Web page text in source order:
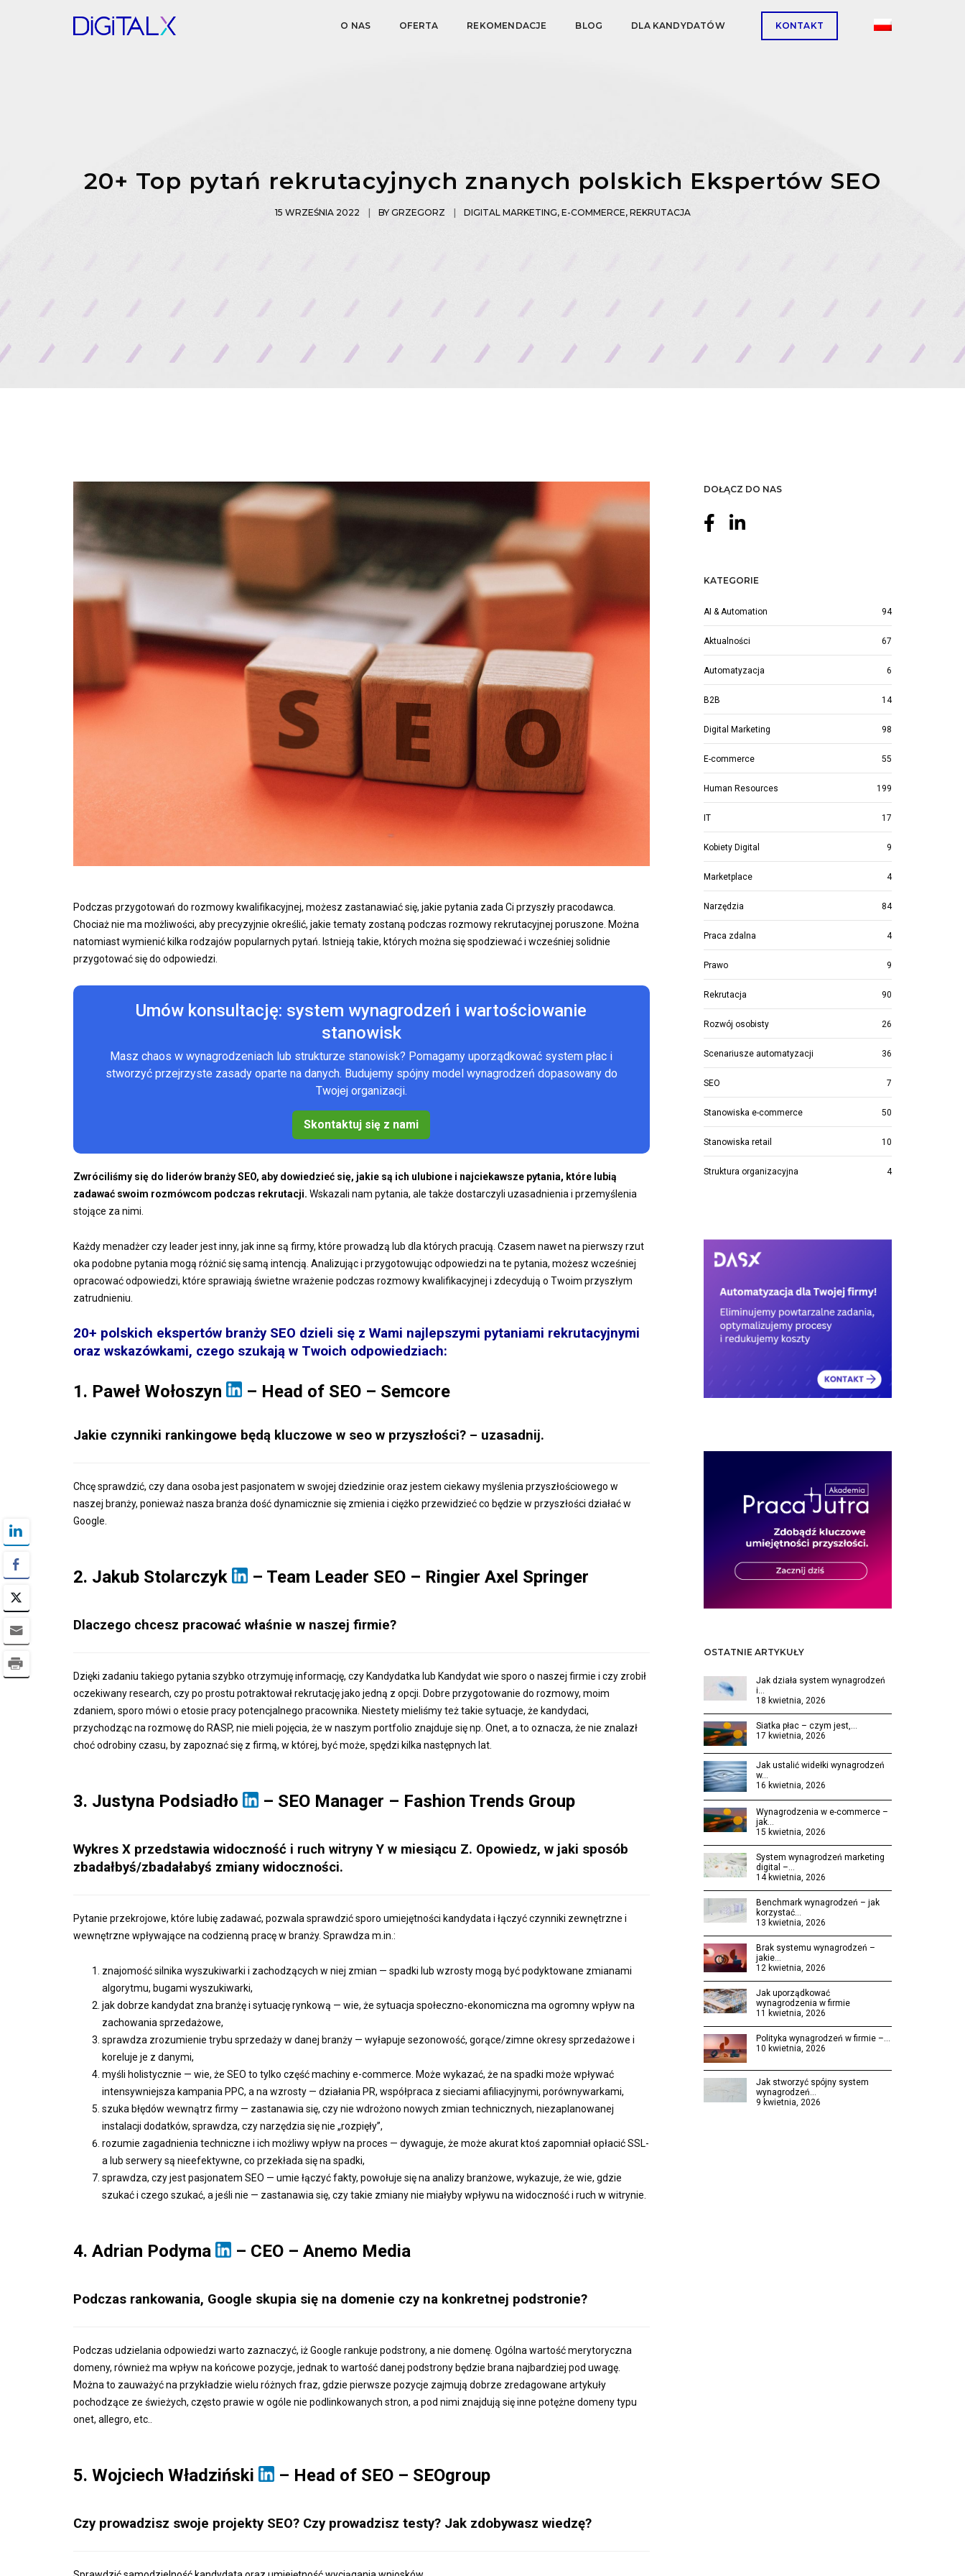
O NAS OFERTA REKOMENDACJE BLOG DLA KANDYDATÓW KONTAKT
20+ Top pytań rekrutacyjnych znanych polskich Ekspertów SEO
15 WRZEŚNIA 2022 BYGRZEGORZ DIGITAL MARKETING, E-COMMERCE, REKRUTACJA
Podczas przygotowań do rozmowy kwalifikacyjnej, możesz zastanawiać się, jakie pytania zada Ci przyszły pracodawca.
Chociaż nie ma możliwości, aby precyzyjnie określić, jakie tematy zostaną podczas rozmowy rekrutacyjnej poruszone. Można
natomiast wymienić kilka rodzajów popularnych pytań. Istnieją takie, których można się spodziewać i wcześniej solidnie
przygotować się do odpowiedzi.
Umów konsultację: system wynagrodzeń i wartościowanie
stanowisk
Masz chaos w wynagrodzeniach lub strukturze stanowisk? Pomagamy uporządkować system płac i
stworzyć przejrzyste zasady oparte na danych. Budujemy spójny model wynagrodzeń dopasowany do
Twojej organizacji.
Skontaktuj się z nami
Zwróciliśmy się do liderów branży SEO, aby dowiedzieć się, jakie są ich ulubione i najciekawsze pytania, które lubią
zadawać swoim rozmówcom podczas rekrutacji. Wskazali nam pytania, ale także dostarczyli uzasadnienia i przemyślenia
stojące za nimi.
Każdy menadżer czy leader jest inny, jak inne są firmy, które prowadzą lub dla których pracują. Czasem nawet na pierwszy rzut
oka podobne pytania mogą różnić się samą intencją. Analizując i przygotowując odpowiedzi na te pytania, możesz wcześniej
opracować odpowiedzi, które sprawiają świetne wrażenie podczas rozmowy kwalifikacyjnej i zdecydują o Twoim przyszłym
zatrudnieniu.
20+ polskich ekspertów branży SEO dzieli się z Wami najlepszymi pytaniami rekrutacyjnymi
oraz wskazówkami, czego szukają w Twoich odpowiedziach:
1. Paweł Wołoszyn – Head of SEO – Semcore
Jakie czynniki rankingowe będą kluczowe w seo w przyszłości? – uzasadnij.
Chcę sprawdzić, czy dana osoba jest pasjonatem w swojej dziedzinie oraz jestem ciekawy myślenia przyszłościowego w
naszej branży, ponieważ nasza branża dość dynamicznie się zmienia i ciężko przewidzieć co będzie w przyszłości działać w
Google.
2. Jakub Stolarczyk – Team Leader SEO – Ringier Axel Springer
Dlaczego chcesz pracować właśnie w naszej firmie?
Dzięki zadaniu takiego pytania szybko otrzymuję informację, czy Kandydatka lub Kandydat wie sporo o naszej firmie i czy zrobił
oczekiwany research, czy po prostu potraktował rekrutację jako jedną z opcji. Dobre przygotowanie do rozmowy, moim
zdaniem, sporo mówi o etosie pracy potencjalnego pracownika. Niestety mieliśmy też takie sytuacje, że kandydaci,
przychodząc na rozmowę do RASP, nie mieli pojęcia, że w naszym portfolio znajduje się np. Onet, a to oznacza, że nie znalazł
choć odrobiny czasu, by zapoznać się z firmą, w której, być może, spędzi kilka następnych lat.
3. Justyna Podsiadło – SEO Manager – Fashion Trends Group
Wykres X przedstawia widoczność i ruch witryny Y w miesiącu Z. Opowiedz, w jaki sposób
zbadałbyś/zbadałabyś zmiany widoczności.
Pytanie przekrojowe, które lubię zadawać, pozwala sprawdzić sporo umiejętności kandydata i łączyć czynniki zewnętrzne i
wewnętrzne wpływające na codzienną pracę w branży. Sprawdza m.in.:
znajomość silnika wyszukiwarki i zachodzących w niej zmian — spadki lub wzrosty mogą być podyktowane zmianami
algorytmu, bugami wyszukiwarki,
jak dobrze kandydat zna branżę i sytuację rynkową — wie, że sytuacja społeczno-ekonomiczna ma ogromny wpływ na
zachowania sprzedażowe,
sprawdza zrozumienie trybu sprzedaży w danej branży — wyłapuje sezonowość, gorące/zimne okresy sprzedażowe i
koreluje je z danymi,
myśli holistycznie — wie, że SEO to tylko część machiny e-commerce. Może wykazać, że na spadki może wpływać
intensywniejsza kampania PPC, a na wzrosty — działania PR, współpraca z sieciami afiliacyjnymi, porównywarkami,
szuka błędów wewnątrz firmy — zastanawia się, czy nie wdrożono nowych zmian technicznych, niezaplanowanej
instalacji dodatków, sprawdza, czy narzędzia się nie „rozpięły”,
rozumie zagadnienia techniczne i ich możliwy wpływ na proces — dywaguje, że może akurat ktoś zapomniał opłacić SSL-
a lub serwery są nieefektywne, co przekłada się na spadki,
sprawdza, czy jest pasjonatem SEO — umie łączyć fakty, powołuje się na analizy branżowe, wykazuje, że wie, gdzie
szukać i czego szukać, a jeśli nie — zastanawia się, czy takie zmiany nie miałyby wpływu na widoczność i ruch w witrynie.
4. Adrian Podyma – CEO – Anemo Media
Podczas rankowania, Google skupia się na domenie czy na konkretnej podstronie?
Podczas udzielania odpowiedzi warto zaznaczyć, iż Google rankuje podstrony, a nie domenę. Ogólna wartość merytoryczna
domeny, również ma wpływ na końcowe pozycje, jednak to wartość danej podstrony będzie brana najbardziej pod uwagę.
Można to zauważyć na przykładzie wielu różnych fraz, gdzie pierwsze pozycje zajmują dobrze zredagowane artykuły
pochodzące ze świeżych, często prawie w ogóle nie podlinkowanych stron, a pod nimi znajdują się inne potężne domeny typu
onet, allegro, etc..
5. Wojciech Władziński – Head of SEO – SEOgroup
Czy prowadzisz swoje projekty SEO? Czy prowadzisz testy? Jak zdobywasz wiedzę?
DOŁĄCZ DO NAS
KATEGORIE
AI & Automation 94
Aktualności 67
Automatyzacja 6
B2B 14
Digital Marketing 98
E-commerce 55
Human Resources 199
IT 17
Kobiety Digital 9
Marketplace 4
Narzędzia 84
Praca zdalna 4
Prawo 9
Rekrutacja 90
Rozwój osobisty 26
Scenariusze automatyzacji 36
SEO 7
Stanowiska e-commerce 50
Stanowiska retail 10
Struktura organizacyjna 4
OSTATNIE ARTYKUŁY
Jak działa system wynagrodzeń
i…
18 kwietnia, 2026
Siatka płac – czym jest,…
17 kwietnia, 2026
Jak ustalić widełki wynagrodzeń
w…
16 kwietnia, 2026
Wynagrodzenia w e-commerce –
jak…
15 kwietnia, 2026
System wynagrodzeń marketing
digital –…
14 kwietnia, 2026
Benchmark wynagrodzeń – jak
korzystać…
13 kwietnia, 2026
Brak systemu wynagrodzeń –
jakie…
12 kwietnia, 2026
Jak uporządkować
wynagrodzenia w firmie
11 kwietnia, 2026
Polityka wynagrodzeń w firmie –…
10 kwietnia, 2026
Jak stworzyć spójny system
wynagrodzeń…
9 kwietnia, 2026